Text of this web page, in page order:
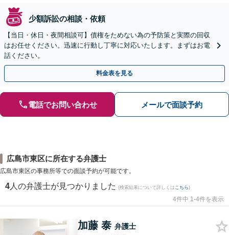
少額訴訟の相談・依頼
【当日・休日・夜間相談可】債権をためない為の予防策と実際の回収
はお任せください。迅速に行動し丁寧に対応いたします。まずはお電
話ください。
料金表を見る
電話でお問い合わせ メールで面談予約
広島市東区に所在する弁護士
広島市東区の事務所等での面談予約が可能です。
4 人の弁護士が見つかりました (検索結果について詳しくは こちら)
4件中 1-4件を表示
加藤 泰 弁護士